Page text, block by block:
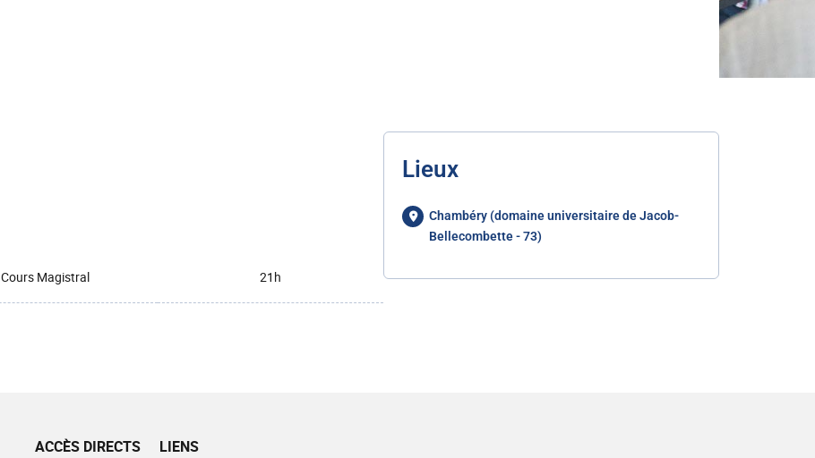
Cours Magistral 21h
Lieux
Chambéry (domaine universitaire de Jacob-
Bellecombette - 73)
ACCÈS DIRECTS LIENS